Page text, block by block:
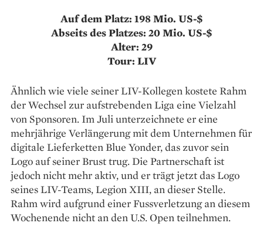
Auf dem Platz: 198 Mio. US-$
Abseits des Platzes: 20 Mio. US-$
Alter: 29
Tour: LIV
Ähnlich wie viele seiner LIV-Kollegen kostete Rahm
der Wechsel zur aufstrebenden Liga eine Vielzahl
von Sponsoren. Im Juli unterzeichnete er eine
mehrjährige Verlängerung mit dem Unternehmen für
digitale Lieferketten Blue Yonder, das zuvor sein
Logo auf seiner Brust trug. Die Partnerschaft ist
jedoch nicht mehr aktiv, und er trägt jetzt das Logo
seines LIV-Teams, Legion XIII, an dieser Stelle.
Rahm wird aufgrund einer Fussverletzung an diesem
Wochenende nicht an den U.S. Open teilnehmen.